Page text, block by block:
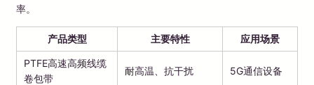
率。
产品类型 主要特性 应用场景
PTFE高速高频线缆
卷包带
耐高温、抗干扰 5G通信设备